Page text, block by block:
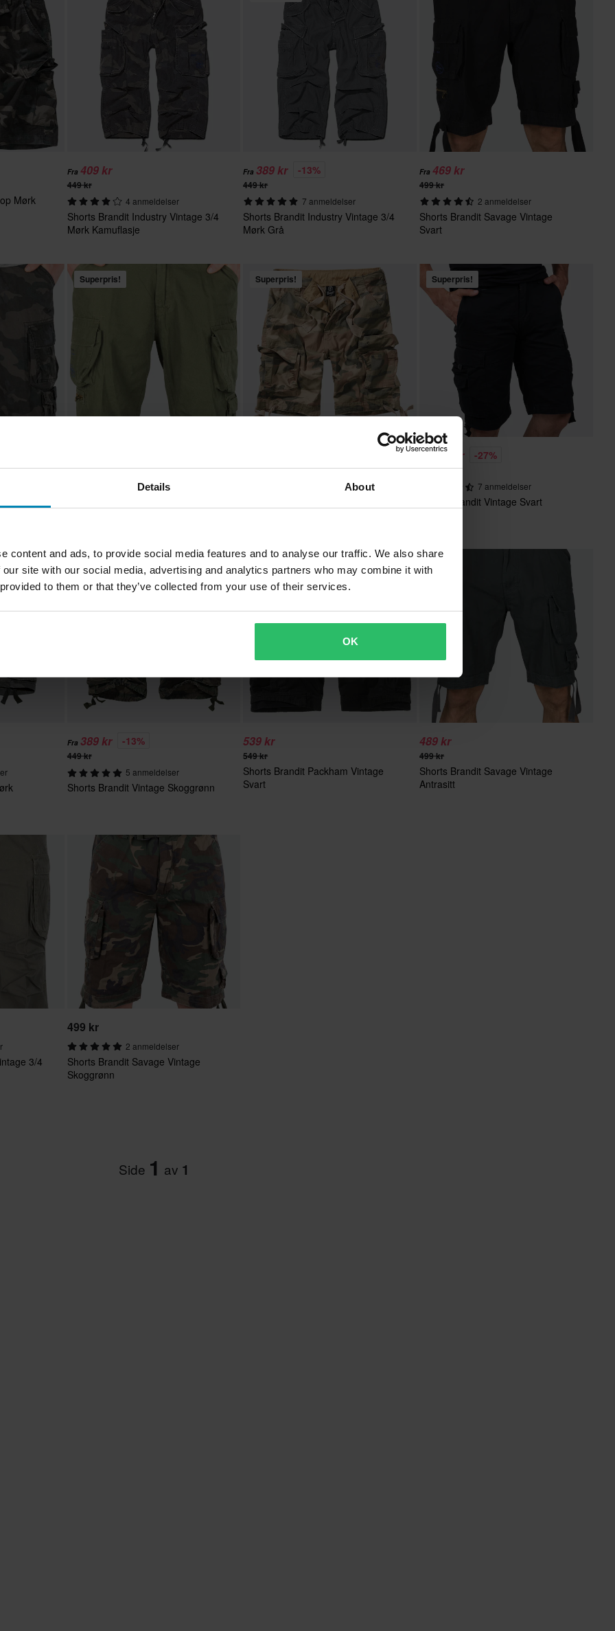
Details About
content and ads, to provide social media features and to analyse our traffic. We also share
site with our social media, advertising and analytics partners who may combine it with
to them or that they’ve collected from your use of their services.
OK
Mørk
Fra 409 kr
449 kr
4 anmeldelser
Shorts Brandit Industry Vintage 3/4
Mørk Kamuflasje
Fra 389 kr -13%
449 kr
7 anmeldelser
Shorts Brandit Industry Vintage 3/4
Mørk Grå
Fra469 kr
499 kr
2 anmeldelser
Shorts Brandit Savage Vintage
Svart
Superpris!
499 kr
Shorts Brandit Savage Vintage
Superpris!
449 kr
17 anmeldelser
Superpris!
329 kr -27%
449 kr
7 anmeldelser
Shorts Brandit Vintage Svart
Superpris!
Fra 389 kr -13%
449 kr
5 anmeldelser
Shorts Brandit Vintage Skoggrønn
539 kr
549 kr
Shorts Brandit Packham Vintage
Svart
489 kr
499 kr
Shorts Brandit Savage Vintage
Antrasitt
3/4
499 kr
2 anmeldelser
Shorts Brandit Savage Vintage
Skoggrønn
Side 1 av 1